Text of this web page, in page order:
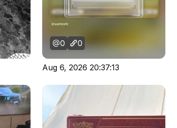
0 0
Aug 6, 2026 20:37:13